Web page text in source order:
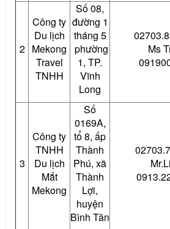
2
Công ty
Du lịch
Mekong
Travel
TNHH
Số 08,
đường 1
tháng 5
phường
1, TP.
Vĩnh
Long
Ms
3
Công ty
TNHH
Du lịch
Mắt
Mekong
Số
0169A,
tổ 8, ấp
Thành
Phú, xã
Thành
Lợi,
huyện
Bình Tân